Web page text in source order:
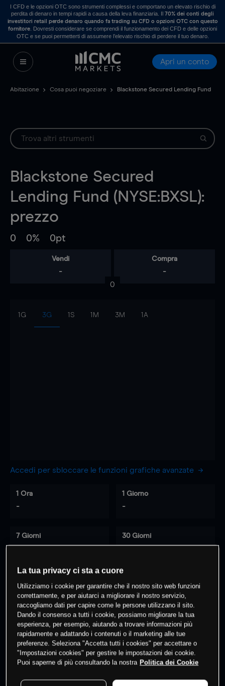
I CFD e le opzioni OTC sono strumenti complessi e comportano un elevato rischio di
perdita di denaro in tempi rapidi a causa della leva finanziaria. Il70% dei conti degli
investitori retail perde denaro quando fa trading su CFD o opzioni OTC con questo
fornitore . Dovresti considerare se comprendi il funzionamento dei CFD e delle opzioni
OTC e se puoi permetterti di assumere l’elevato rischio di perdere il tuo denaro.
Apri un conto
Abitazione Cosa puoi negoziare Blackstone Secured Lending Fund
Blackstone Secured
Lending Fund (NYSE:BXSL):
prezzo
0 0% 0pt
Vendi
-
Compra
-
0
1G 3G 1S 1M 3M 1A
Accedi per sbloccare le funzioni grafiche avanzate
1 Ora
-
1 Giorno
-
7 Giorni
-
30 Giorni
-
0% dei clienti hanno posizionisu
questo prodotto
Fai trading
La tua privacy ci sta a cuore
Utilizziamo i cookie per garantire che il nostro sito web funzioni
correttamente, e per aiutarci a migliorare il nostro servizio,
raccogliamo dati per capire come le persone utilizzano il sito.
Dando il consenso a tutti i cookie, possiamo migliorare la tua
esperienza, per esempio, aiutando a trovare informazioni più
rapidamente e adattando i contenuti o il marketing alle tue
preferenze. Seleziona "Accetta tutti i cookies" per accettare o
"Impostazioni cookies" per gestire le impostazioni dei cookie.
Puoi saperne di più consultando la nostra Politica dei Cookie